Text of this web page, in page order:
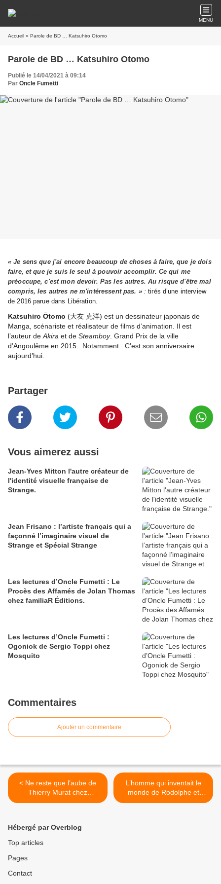
MENU
Accueil » Parole de BD … Katsuhiro Otomo
Parole de BD … Katsuhiro Otomo
Publié le 14/04/2021 à 09:14
Par Oncle Fumetti
« Je sens que j'ai encore beaucoup de choses à faire, que je dois
faire, et que je suis le seul à pouvoir accomplir. Ce qui me
préoccupe, c'est mon devoir. Pas les autres. Au risque d'être mal
compris, les autres ne m'intéressent pas. »: tirés d’une interview
de 2016 parue dans Libération.
Katsuhiro Ōtomo (大友 克洋) est un dessinateur japonais de
Manga, scénariste et réalisateur de films d’animation. Il est
l’auteur de Akira et de Steamboy. Grand Prix de la ville
d’Angoulême en 2015.. Notamment. C’est son anniversaire
aujourd’hui.
Partager
Vous aimerez aussi
Jean-Yves Mitton l'autre créateur de
l'identité visuelle française de
Strange.
Jean Frisano : l’artiste français qui a
façonné l’imaginaire visuel de
Strange et Spécial Strange
Les lectures d’Oncle Fumetti : Le
Procès des Affamés de Jolan Thomas
chez familiaR Éditions.
Les lectures d’Oncle Fumetti :
Ogoniok de Sergio Toppi chez
Mosquito
Commentaires
Ajouter un commentaire
< Ne reste que l’aube de
Thierry Murat chez
Futuropolis
L’homme qui inventait le
monde de Rodolphe et
Bertrand Marchal chez
Hébergé par Overblog
Top articles
Pages
Contact